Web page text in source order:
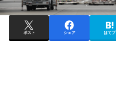
ポスト シェア はてブ